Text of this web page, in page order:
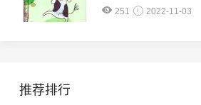
251 2022-11-03
推荐排行